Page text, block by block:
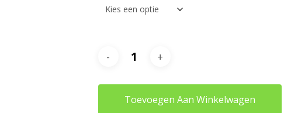
Toevoegen Aan Winkelwagen